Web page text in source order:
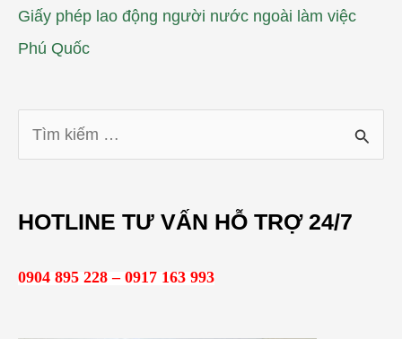
Giấy phép lao động người nước ngoài làm việc
Phú Quốc
i
m
HOTLINE TƯ VẤN HỖ TRỢ 24/7
0904 895 228 – 0917 163 993